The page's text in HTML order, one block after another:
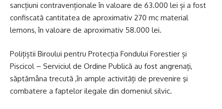
sancțiuni contravenționale în valoare de 63.000 lei și a fost
confiscată cantitatea de aproximativ 270 mc material
lemons, în valoare de aproximativ 58.000 lei.
Polițiștii Biroului pentru Protecția Fondului Forestier și
Piscicol – Serviciul de Ordine Publică au fost angrenați,
săptămâna trecută ,în ample activități de prevenire şi
combatere a faptelor ilegale din domeniul silvic.